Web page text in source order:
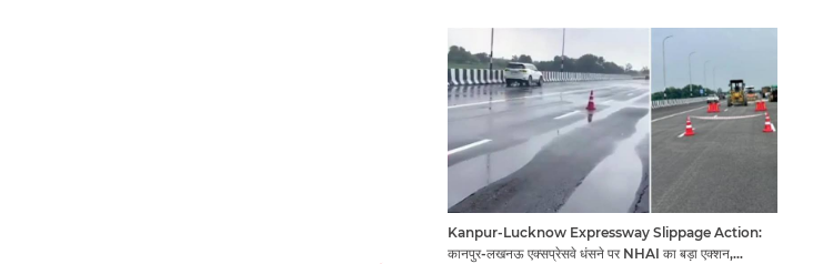
Kanpur-Lucknow Expressway Slippage Action:
कानपुर-लखनऊ एक्सप्रेसवे धंसने पर NHAI का बड़ा एक्शन,